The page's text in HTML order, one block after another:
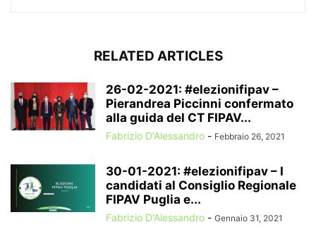
RELATED ARTICLES
26-02-2021: #elezionifipav –
Pierandrea Piccinni confermato
alla guida del CT FIPAV...
Fabrizio D'Alessandro - Febbraio 26, 2021
30-01-2021: #elezionifipav – I
candidati al Consiglio Regionale
FIPAV Puglia e...
Fabrizio D'Alessandro - Gennaio 31, 2021